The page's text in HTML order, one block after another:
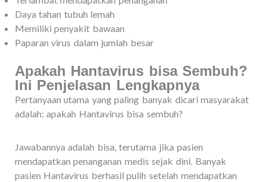
Daya tahan tubuh lemah
Memiliki penyakit bawaan
Paparan virus dalam jumlah besar
Apakah Hantavirus bisa Sembuh?
Ini Penjelasan Lengkapnya
Pertanyaan utama yang paling banyak dicari masyarakat
adalah: apakah Hantavirus bisa sembuh?
Jawabannya adalah bisa, terutama jika pasien
mendapatkan penanganan medis sejak dini. Banyak
pasien Hantavirus berhasil pulih setelah mendapatkan